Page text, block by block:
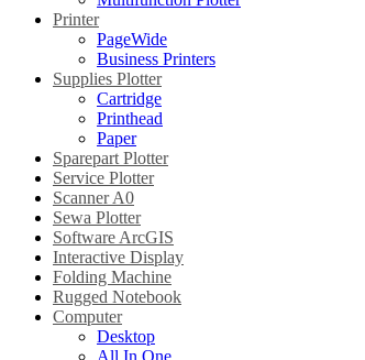
Printer
PageWide
Business Printers
Supplies Plotter
Cartridge
Printhead
Paper
Sparepart Plotter
Service Plotter
Scanner A0
Sewa Plotter
Software ArcGIS
Interactive Display
Folding Machine
Rugged Notebook
Computer
Desktop
All In One